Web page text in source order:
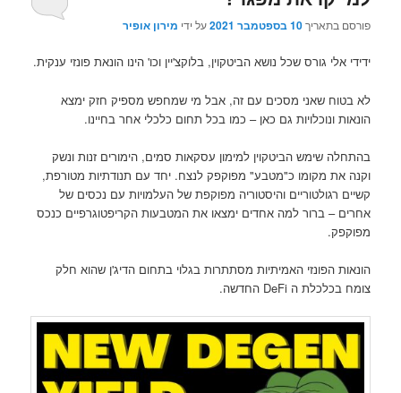
פורסם בתאריך10 בספטמבר 2021 על ידי מירון אופיר
ידידי אלי גורס שכל נושא הביטקוין, בלוקצ'יין וכו' הינו הונאת פונזי ענקית.
לא בטוח שאני מסכים עם זה, אבל מי שמחפש מספיק חזק ימצא
הונאות ונוכלויות גם כאן – כמו בכל תחום כלכלי אחר בחיינו.
בהתחלה שימש הביטקוין למימון עסקאות סמים, הימורים זנות ונשק
וקנה את מקומו כ"מטבע" מפוקפק לנצח. יחד עם תנודתיות מטורפת,
קשיים רגולטוריים והיסטוריה מפוקפת של העלמויות עם נכסים של
אחרים – ברור למה אחדים ימצאו את המטבעות הקריפטוגרפיים כנכס
מפוקפק.
הונאות הפונזי האמיתיות מסתתרות בגלוי בתחום הדיג'ן שהוא חלק
צומח בכלכלת ה DeFi החדשה.